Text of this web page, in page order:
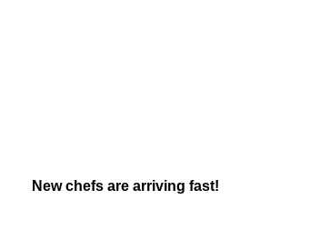
New chefs are arriving fast!